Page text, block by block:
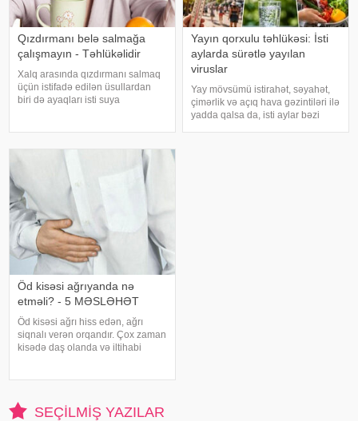
Qızdırmanı belə salmağa
çalışmayın - Təhlükəlidir
Xalq arasında qızdırmanı salmaq
üçün istifadə edilən üsullardan
biri də ayaqları isti suya
ağırlaşdıra bilər. xəbər verir ki,
Yayın qorxulu təhlükəsi: İsti
aylarda sürətlə yayılan
viruslar
Yay mövsümü istirahət, səyahət,
çimərlik və açıq hava gəzintiləri ilə
yadda qalsa da, isti aylar bəzi
Öd kisəsi ağrıyanda nə
etməli? - 5 MƏSLƏHƏT
Öd kisəsi ağrı hiss edən, ağrı
siqnalı verən orqandır. Çox zaman
kisədə daş olanda və iltihabi
SEÇILMIŞ YAZILAR